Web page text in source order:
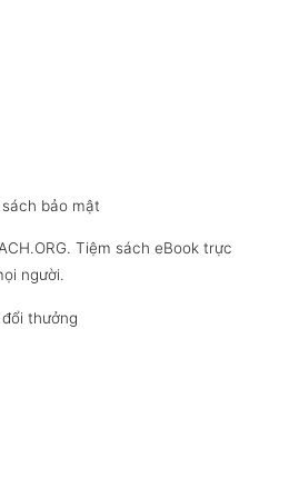
sách bảo mật
. Tiệm sách eBook trực
người.
thưởng